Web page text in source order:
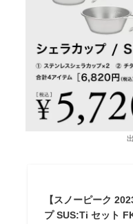
【スノーピーク
プ SUS:Ti セット